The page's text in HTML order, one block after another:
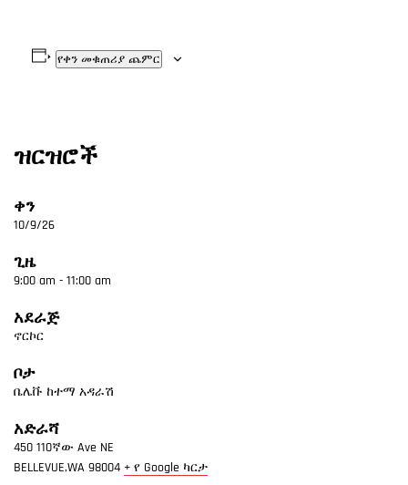
የቀን መቁጠሪያ ጨምር
ዝርዝሮች
ቀን
10/9/26
ጊዜ
9:00 am - 11:00 am
አደራጅ
ኖርኮር
ቦታ
ቤሌቩ ከተማ አዳራሽ
አድራሻ
450 110ኛው Ave NE
BELLEVUE,WA 98004 + የ Google ካርታ